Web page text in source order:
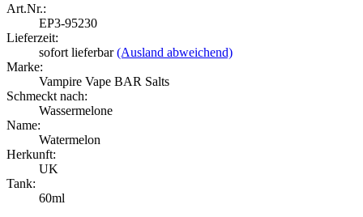
Art.Nr.:
EP3-95230
Lieferzeit:
sofort lieferbar(Ausland abweichend)
Marke:
Vampire Vape BAR Salts
Schmeckt nach:
Wassermelone
Name:
Watermelon
Herkunft:
UK
Tank:
60ml